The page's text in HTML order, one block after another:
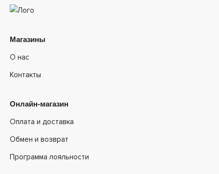
Магазины
О нас
Контакты
Онлайн-магазин
Оплата и доставка
Обмен и возврат
Программа лояльности